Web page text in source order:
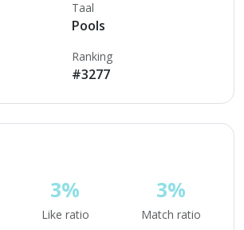
Taal
Pools
Ranking
#3277
3%
Like ratio
3%
Match ratio